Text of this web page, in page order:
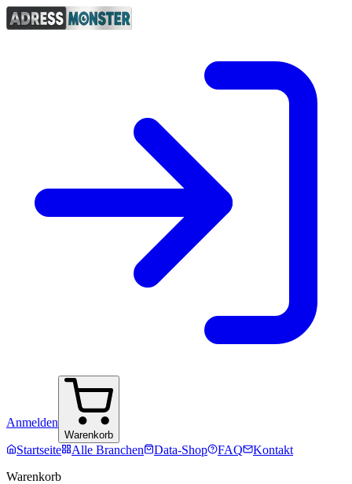
Anmelden
Warenkorb
Startseite Alle Branchen Data-Shop FAQ
Kontakt
Warenkorb